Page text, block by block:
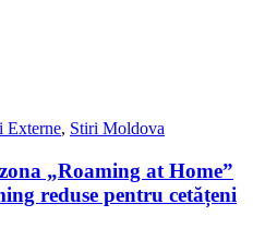
Externe, Stiri Moldova
„Roaming at Home”
reduse pentru cetățeni​